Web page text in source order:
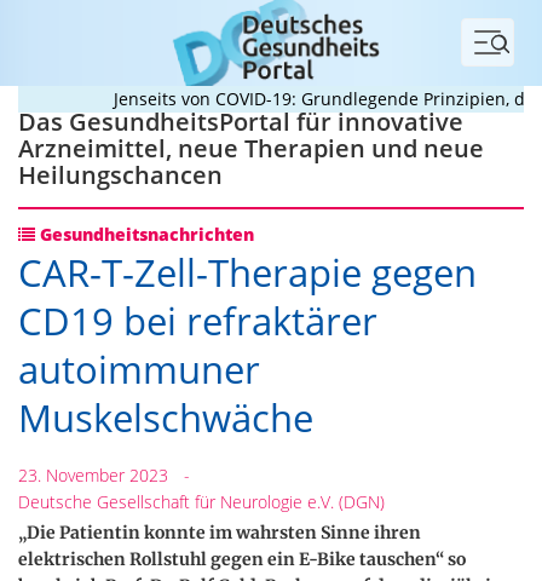
Menü
Jenseits von COVID-19: Grundlegende Prinzipien, die
Das GesundheitsPortal für innovative
Arzneimittel, neue Therapien und neue
Heilungschancen
Gesundheitsnachrichten
CAR-T-Zell-Therapie gegen
CD19 bei refraktärer
autoimmuner
Muskelschwäche
23. November 2023
-
Deutsche Gesellschaft für Neurologie e.V. (DGN)
„Die Patientin konnte im wahrsten Sinne ihren
elektrischen Rollstuhl gegen ein E-Bike tauschen“ so